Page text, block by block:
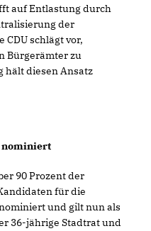
auf Entlastung durch
der
CDU schlägt vor,
Bürgerämter zu
hält diesen Ansatz
nominiert
90 Prozent der
für die
und gilt nun als
36-jährige Stadtrat und